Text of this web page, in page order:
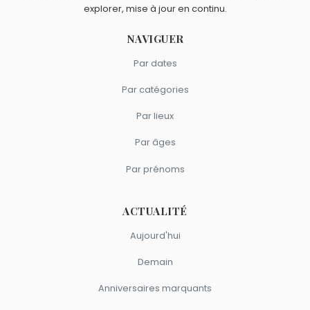
explorer, mise à jour en continu.
NAVIGUER
Par dates
Par catégories
Par lieux
Par âges
Par prénoms
ACTUALITÉ
Aujourd'hui
Demain
Anniversaires marquants